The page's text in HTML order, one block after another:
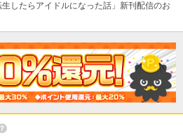
したらアイドルになった話」新刊配信のお